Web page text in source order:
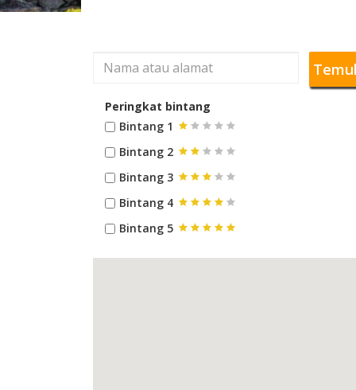
Peringkat bintang
Bintang 1
Bintang 2
Bintang 3
Bintang 4
Bintang 5